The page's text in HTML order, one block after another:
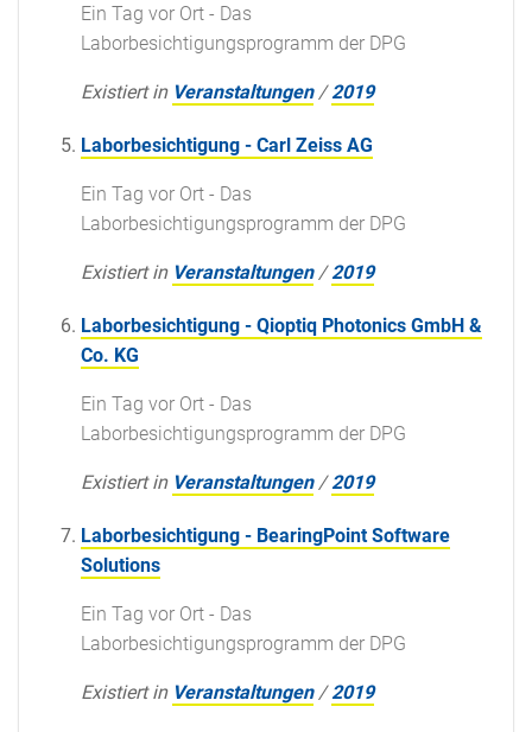
Ein Tag vor Ort - Das
Laborbesichtigungsprogramm der DPG
Existiert in Veranstaltungen /2019
Laborbesichtigung - Carl Zeiss AG
Ein Tag vor Ort - Das
Laborbesichtigungsprogramm der DPG
Existiert in Veranstaltungen /2019
Laborbesichtigung - Qioptiq Photonics GmbH &
Co. KG
Ein Tag vor Ort - Das
Laborbesichtigungsprogramm der DPG
Existiert in Veranstaltungen /2019
Laborbesichtigung - BearingPoint Software
Solutions
Ein Tag vor Ort - Das
Laborbesichtigungsprogramm der DPG
Existiert in Veranstaltungen /2019